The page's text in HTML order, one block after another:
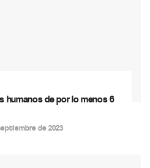
humanos de por lo menos 6
de 2023